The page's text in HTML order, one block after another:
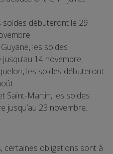
soldes débuteront le 29
les soldes
14 novembre.
les soldes débuteront
Saint-Martin, les soldes
jusqu’au 23 novembre.
certaines obligations sont à